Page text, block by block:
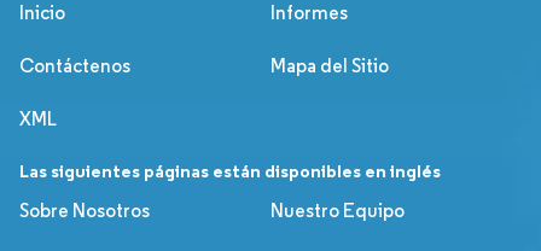
Inicio Informes
Contáctenos Mapa del Sitio
XML
Las siguientes páginas están disponibles en inglés
Sobre Nosotros
Nuestro Equipo